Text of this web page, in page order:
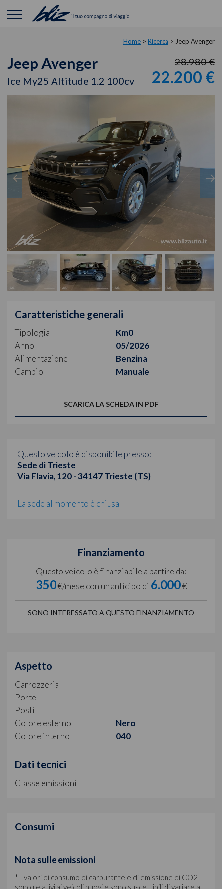
Home > Ricerca > Jeep Avenger
Jeep Avenger
Ice My25 Altitude 1.2 100cv
28.980 €
22.200 €
Caratteristiche generali
Tipologia
Km0
Anno
05/2026
Alimentazione
Benzina
Cambio
Manuale
SCARICA LA SCHEDA IN PDF
Questo veicolo è disponibile presso:
Sede di Trieste
Via Flavia, 120 - 34147 Trieste (TS)
La sede al momento è chiusa
Finanziamento
Questo veicolo è finanziabile a partire da:
350€/mese con un anticipo di 6.000€
SONO INTERESSATO A QUESTO FINANZIAMENTO
Aspetto
Carrozzeria
Porte
Posti
Colore esterno
Nero
Colore interno
040
Dati tecnici
Classe emissioni
Consumi
Nota sulle emissioni
* I valori di consumo di carburante e di emissione di CO2
sono relativi ai veicoli nuovi e sono suscettibili di variare a